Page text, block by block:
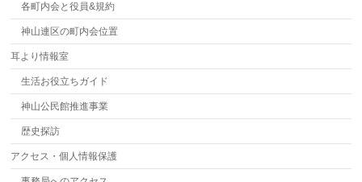
各町内会と役員&規約
神山連区の町内会位置
耳より情報室
生活お役立ちガイド
神山公民館推進事業
歴史探訪
アクセス・個人情報保護